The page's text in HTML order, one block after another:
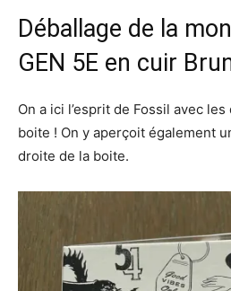
Déballage de la
GEN 5E en cuir
On a ici l’esprit de Fossil avec
boite ! On y aperçoit également
droite de la boite.